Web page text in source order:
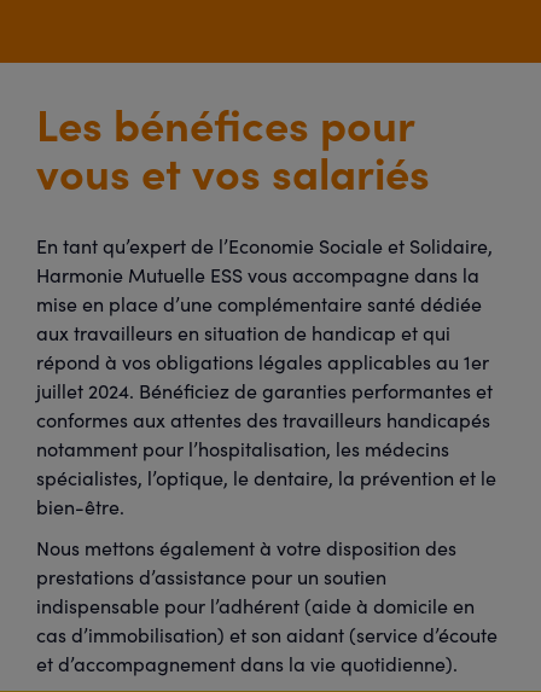
Les bénéfices pour
vous et vos salariés
En tant qu’expert de l’Economie Sociale et Solidaire,
Harmonie Mutuelle ESS vous accompagne dans la
mise en place d’une complémentaire santé dédiée
aux travailleurs en situation de handicap et qui
répond à vos obligations légales applicables au 1er
juillet 2024. Bénéficiez de garanties performantes et
conformes aux attentes des travailleurs handicapés
notamment pour l’hospitalisation, les médecins
spécialistes, l’optique, le dentaire, la prévention et le
bien-être.
Nous mettons également à votre disposition des
prestations d’assistance pour un soutien
indispensable pour l’adhérent (aide à domicile en
cas d’immobilisation) et son aidant (service d’écoute
et d’accompagnement dans la vie quotidienne).